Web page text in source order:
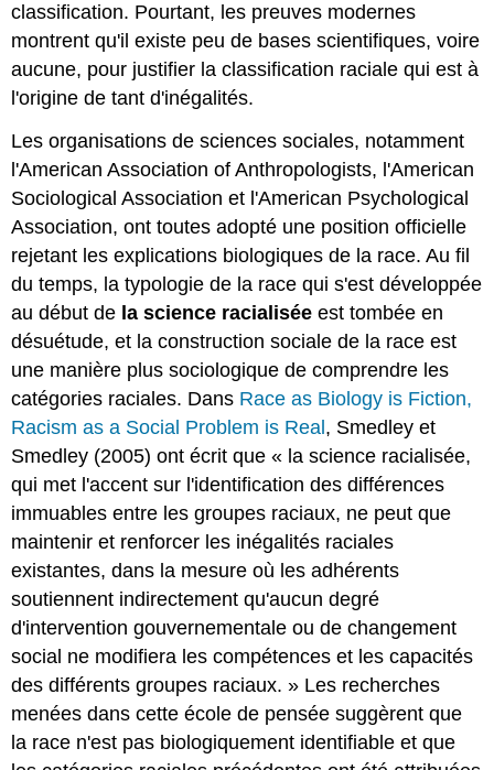
classification. Pourtant, les preuves modernes
montrent qu'il existe peu de bases scientifiques, voire
aucune, pour justifier la classification raciale qui est à
l'origine de tant d'inégalités.
Les organisations de sciences sociales, notamment
l'American Association of Anthropologists, l'American
Sociological Association et l'American Psychological
Association, ont toutes adopté une position officielle
rejetant les explications biologiques de la race. Au fil
du temps, la typologie de la race qui s'est développée
au début de la science racialisée est tombée en
désuétude, et la construction sociale de la race est
une manière plus sociologique de comprendre les
catégories raciales. Dans Race as Biology is Fiction,
Racism as a Social Problem is Real, Smedley et
Smedley (2005) ont écrit que « la science racialisée,
qui met l'accent sur l'identification des différences
immuables entre les groupes raciaux, ne peut que
maintenir et renforcer les inégalités raciales
existantes, dans la mesure où les adhérents
soutiennent indirectement qu'aucun degré
d'intervention gouvernementale ou de changement
social ne modifiera les compétences et les capacités
des différents groupes raciaux. » Les recherches
menées dans cette école de pensée suggèrent que
la race n'est pas biologiquement identifiable et que